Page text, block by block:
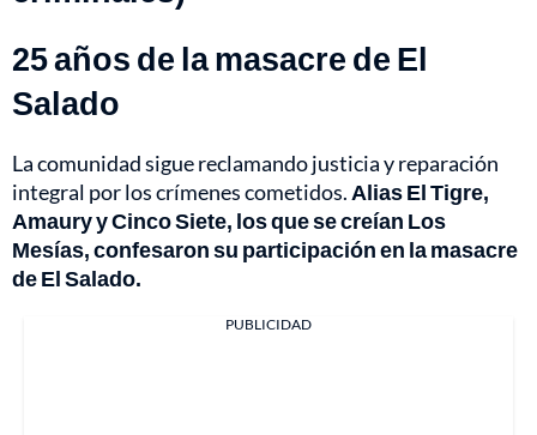
25 años de la masacre de El
Salado
La comunidad sigue reclamando justicia y reparación
integral por los crímenes cometidos. Alias El Tigre,
Amaury y Cinco Siete, los que se creían Los
Mesías, confesaron su participación en la masacre
de El Salado.
PUBLICIDAD